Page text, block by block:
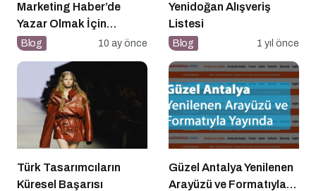
Marketing Haber’de
Yazar Olmak İçin
Yazarlık Başvurusu
Blog 10 ay önce
Yenidoğan Alışveriş
Listesi
Blog 1 yıl önce
Türk Tasarımcıların
Küresel Başarısı
Güzel Antalya Yenilenen
Arayüzü ve Formatıyla